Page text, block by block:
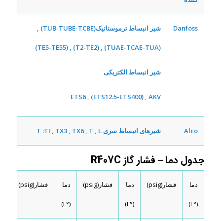
Danfoss شیر انبساط ترموستاتیک (TUB-TUBE-TCBE) ,
(TUAE-TCAE-TUA) , (T2-TE2) , (TE5-TE55)
شیر انبساط الکتریکی
ETS6 , (ETS12.5-ETS400) , AKV
Alco شیر‌های انبساط سری T : TI , TX3 , TX6 , T , L
جدول دما – فشار گاز R407C
دما
(°F)
فشار(psig) دما
(°F)
فشار(psig) دما
(°F)
فشار(psig)